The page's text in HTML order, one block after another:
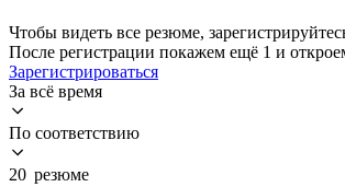
Чтобы видеть все резюме,
После регистрации покажем ещё 1 и
Зарегистрироваться
За всё время
По соответствию
20 резюме